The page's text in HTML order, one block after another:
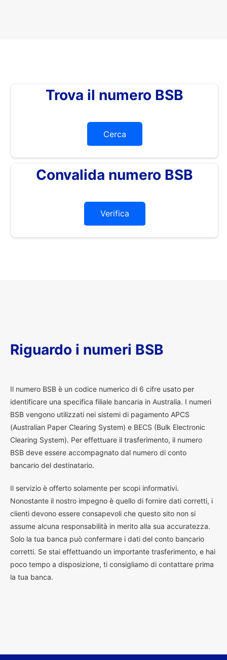
Trova il numero BSB
Cerca
Convalida numero BSB
Verifica
Riguardo i numeri BSB
Il numero BSB è un codice numerico di 6 cifre usato per
identificare una specifica filiale bancaria in Australia. I numeri
BSB vengono utilizzati nei sistemi di pagamento APCS
(Australian Paper Clearing System) e BECS (Bulk Electronic
Clearing System). Per effettuare il trasferimento, il numero
BSB deve essere accompagnato dal numero di conto
bancario del destinatario.
Il servizio è offerto solamente per scopi informativi.
Nonostante il nostro impegno è quello di fornire dati corretti, i
clienti devono essere consapevoli che questo sito non si
assume alcuna responsabilità in merito alla sua accuratezza.
Solo la tua banca può confermare i dati del conto bancario
corretti. Se stai effettuando un importante trasferimento, e hai
poco tempo a disposizione, ti consigliamo di contattare prima
la tua banca.